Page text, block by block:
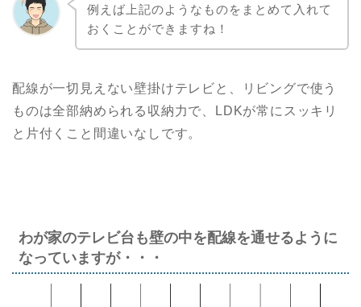
例えば上記のようなものをまとめて入れて
おくことができますね！
配線が一切見えない壁掛けテレビと、リビングで使う
ものは全部納められる収納力で、LDKが常にスッキリ
と片付くこと間違いなしです。
わが家のテレビ台も壁の中を配線を通せるように
なっていますが・・・